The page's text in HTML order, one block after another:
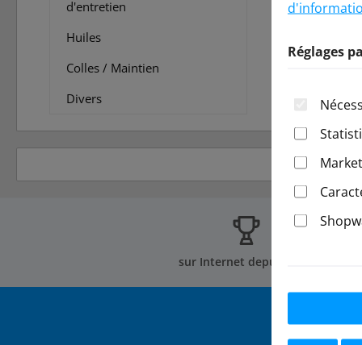
d'entretien
Huiles
Colles / Maintien
Divers
sur Internet depuis 2002
Réglages